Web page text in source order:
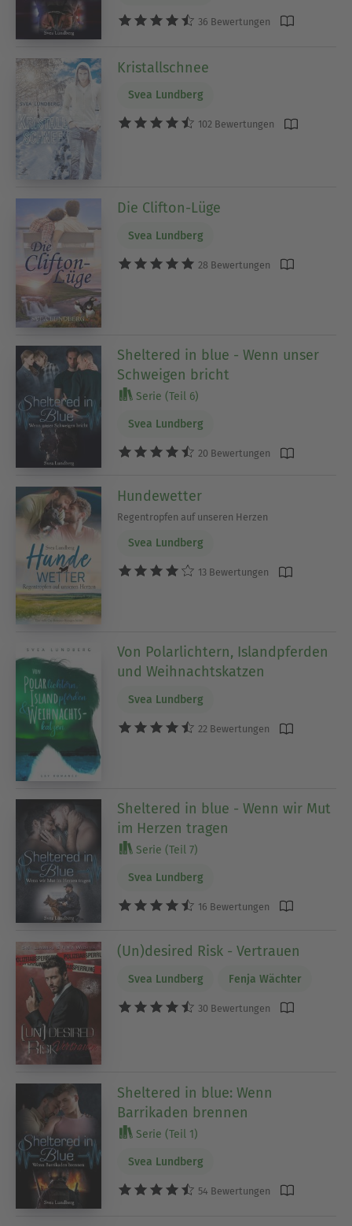
36 Bewertungen
Kristallschnee
Svea Lundberg
102 Bewertungen
Die Clifton-Lüge
Svea Lundberg
28 Bewertungen
Sheltered in blue - Wenn unser
Schweigen bricht
Serie (Teil 6)
Svea Lundberg
20 Bewertungen
Hundewetter
Regentropfen auf unseren Herzen
Svea Lundberg
13 Bewertungen
Von Polarlichtern, Islandpferden
und Weihnachtskatzen
Svea Lundberg
22 Bewertungen
Sheltered in blue - Wenn wir Mut
im Herzen tragen
Serie (Teil 7)
Svea Lundberg
16 Bewertungen
(Un)desired Risk - Vertrauen
Svea Lundberg Fenja Wächter
30 Bewertungen
Sheltered in blue: Wenn
Barrikaden brennen
Serie (Teil 1)
Svea Lundberg
54 Bewertungen